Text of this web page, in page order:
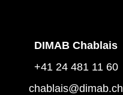
DIMAB Chablais
+41 24 481 11 60
chablais@dimab.ch